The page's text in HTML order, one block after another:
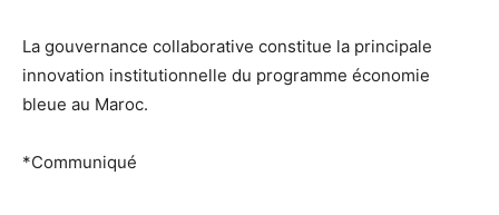
La gouvernance collaborative constitue la principale
innovation institutionnelle du programme économie
bleue au Maroc.
*Communiqué